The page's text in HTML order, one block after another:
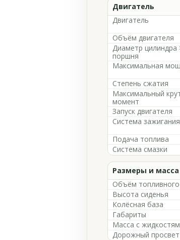
Двигатель
Двигатель
Объём двигателя
Диаметр цилиндра
поршня
Максимальная
Степень сжатия
Максимальный
момент
Запуск двигателя
Система зажигания
Подача топлива
Система смазки
Размеры и масса
Объём
Высота сиденья
Колёсная база
Габариты
Масса с
Дорожный просвет